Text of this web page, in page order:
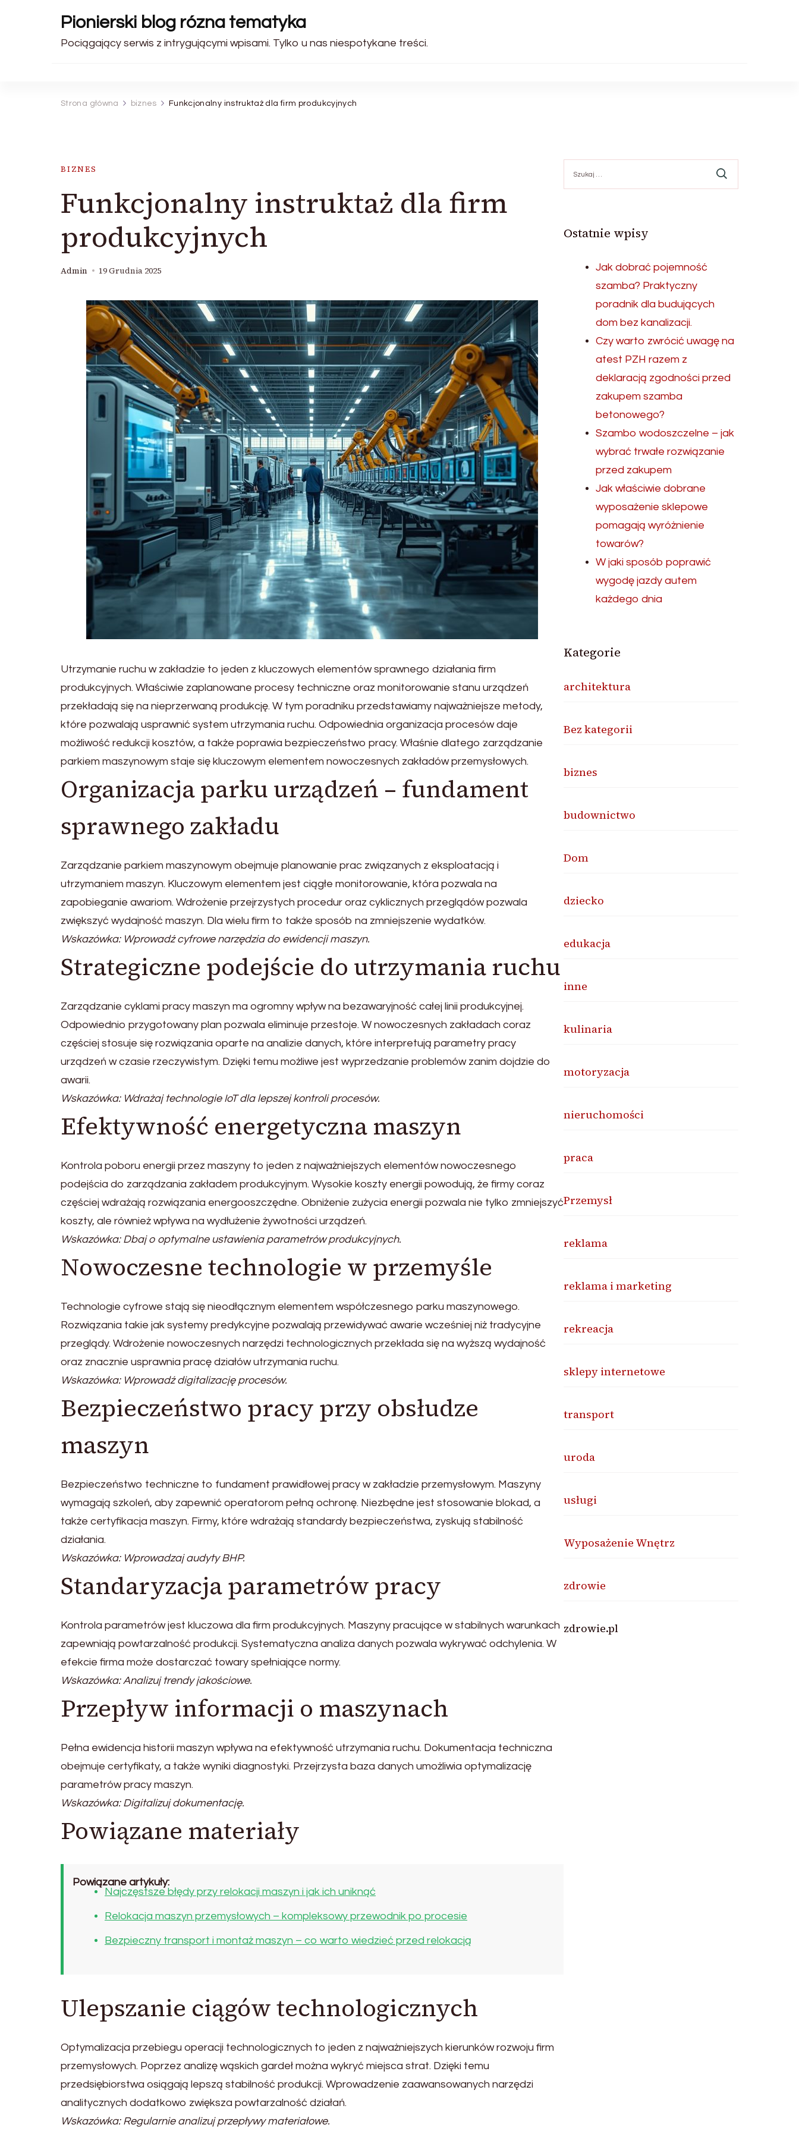
Pionierski blog rózna tematyka
Pociągający serwis z intrygującymi wpisami. Tylko u nas niespotykane treści.
Strona główna biznes Funkcjonalny instruktaż dla firm produkcyjnych
BIZNES
Funkcjonalny instruktaż dla firm
produkcyjnych
Admin 19 Grudnia 2025
Utrzymanie ruchu w zakładzie to jeden z kluczowych elementów sprawnego działania firm
produkcyjnych. Właściwie zaplanowane procesy techniczne oraz monitorowanie stanu urządzeń
przekładają się na nieprzerwaną produkcję. W tym poradniku przedstawiamy najważniejsze metody,
które pozwalają usprawnić system utrzymania ruchu. Odpowiednia organizacja procesów daje
możliwość redukcji kosztów, a także poprawia bezpieczeństwo pracy. Właśnie dlatego zarządzanie
parkiem maszynowym staje się kluczowym elementem nowoczesnych zakładów przemysłowych.
Organizacja parku urządzeń – fundament
sprawnego zakładu
Zarządzanie parkiem maszynowym obejmuje planowanie prac związanych z eksploatacją i
utrzymaniem maszyn. Kluczowym elementem jest ciągłe monitorowanie, która pozwala na
zapobieganie awariom. Wdrożenie przejrzystych procedur oraz cyklicznych przeglądów pozwala
zwiększyć wydajność maszyn. Dla wielu firm to także sposób na zmniejszenie wydatków.
Wskazówka: Wprowadź cyfrowe narzędzia do ewidencji maszyn.
Strategiczne podejście do utrzymania ruchu
Zarządzanie cyklami pracy maszyn ma ogromny wpływ na bezawaryjność całej linii produkcyjnej.
Odpowiednio przygotowany plan pozwala eliminuje przestoje. W nowoczesnych zakładach coraz
częściej stosuje się rozwiązania oparte na analizie danych, które interpretują parametry pracy
urządzeń w czasie rzeczywistym. Dzięki temu możliwe jest wyprzedzanie problemów zanim dojdzie do
awarii.
Wskazówka: Wdrażaj technologie IoT dla lepszej kontroli procesów.
Efektywność energetyczna maszyn
Kontrola poboru energii przez maszyny to jeden z najważniejszych elementów nowoczesnego
podejścia do zarządzania zakładem produkcyjnym. Wysokie koszty energii powodują, że firmy coraz
częściej wdrażają rozwiązania energooszczędne. Obniżenie zużycia energii pozwala nie tylko zmniejszyć
koszty, ale również wpływa na wydłużenie żywotności urządzeń.
Wskazówka: Dbaj o optymalne ustawienia parametrów produkcyjnych.
Nowoczesne technologie w przemyśle
Technologie cyfrowe stają się nieodłącznym elementem współczesnego parku maszynowego.
Rozwiązania takie jak systemy predykcyjne pozwalają przewidywać awarie wcześniej niż tradycyjne
przeglądy. Wdrożenie nowoczesnych narzędzi technologicznych przekłada się na wyższą wydajność
oraz znacznie usprawnia pracę działów utrzymania ruchu.
Wskazówka: Wprowadź digitalizację procesów.
Bezpieczeństwo pracy przy obsłudze
maszyn
Bezpieczeństwo techniczne to fundament prawidłowej pracy w zakładzie przemysłowym. Maszyny
wymagają szkoleń, aby zapewnić operatorom pełną ochronę. Niezbędne jest stosowanie blokad, a
także certyfikacja maszyn. Firmy, które wdrażają standardy bezpieczeństwa, zyskują stabilność
działania.
Wskazówka: Wprowadzaj audyty BHP.
Standaryzacja parametrów pracy
Kontrola parametrów jest kluczowa dla firm produkcyjnych. Maszyny pracujące w stabilnych warunkach
zapewniają powtarzalność produkcji. Systematyczna analiza danych pozwala wykrywać odchylenia. W
efekcie firma może dostarczać towary spełniające normy.
Wskazówka: Analizuj trendy jakościowe.
Przepływ informacji o maszynach
Pełna ewidencja historii maszyn wpływa na efektywność utrzymania ruchu. Dokumentacja techniczna
obejmuje certyfikaty, a także wyniki diagnostyki. Przejrzysta baza danych umożliwia optymalizację
parametrów pracy maszyn.
Wskazówka: Digitalizuj dokumentację.
Powiązane materiały
Powiązane artykuły:
Najczęstsze błędy przy relokacji maszyn i jak ich uniknąć
Relokacja maszyn przemysłowych – kompleksowy przewodnik po procesie
Bezpieczny transport i montaż maszyn – co warto wiedzieć przed relokacją
Ulepszanie ciągów technologicznych
Optymalizacja przebiegu operacji technologicznych to jeden z najważniejszych kierunków rozwoju firm
przemysłowych. Poprzez analizę wąskich gardeł można wykryć miejsca strat. Dzięki temu
przedsiębiorstwa osiągają lepszą stabilność produkcji. Wprowadzenie zaawansowanych narzędzi
analitycznych dodatkowo zwiększa powtarzalność działań.
Wskazówka: Regularnie analizuj przepływy materiałowe.
Ostatnie wpisy
Jak dobrać pojemność
szamba? Praktyczny
poradnik dla budujących
dom bez kanalizacji.
Czy warto zwrócić uwagę na
atest PZH razem z
deklaracją zgodności przed
zakupem szamba
betonowego?
Szambo wodoszczelne – jak
wybrać trwałe rozwiązanie
przed zakupem
Jak właściwie dobrane
wyposażenie sklepowe
pomagają wyróżnienie
towarów?
W jaki sposób poprawić
wygodę jazdy autem
każdego dnia
Kategorie
architektura
Bez kategorii
biznes
budownictwo
Dom
dziecko
edukacja
inne
kulinaria
motoryzacja
nieruchomości
praca
Przemysł
reklama
reklama i marketing
rekreacja
sklepy internetowe
transport
uroda
usługi
Wyposażenie Wnętrz
zdrowie
zdrowie.pl